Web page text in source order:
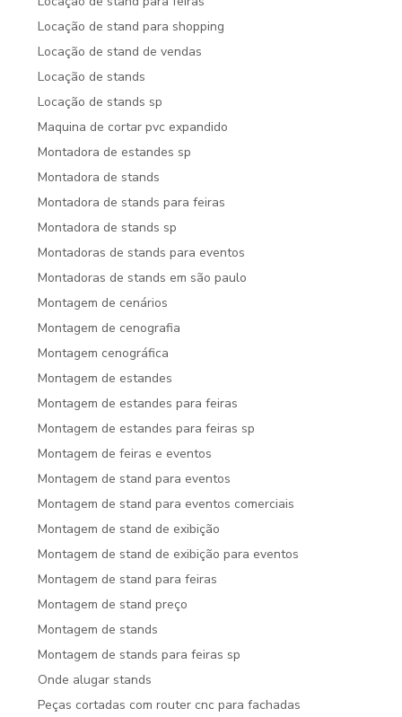
Locação de stand para shopping
Locação de stand de vendas
Locação de stands
Locação de stands sp
Maquina de cortar pvc expandido
Montadora de estandes sp
Montadora de stands
Montadora de stands para feiras
Montadora de stands sp
Montadoras de stands para eventos
Montadoras de stands em são paulo
Montagem de cenários
Montagem de cenografia
Montagem cenográfica
Montagem de estandes
Montagem de estandes para feiras
Montagem de estandes para feiras sp
Montagem de feiras e eventos
Montagem de stand para eventos
Montagem de stand para eventos comerciais
Montagem de stand de exibição
Montagem de stand de exibição para eventos
Montagem de stand para feiras
Montagem de stand preço
Montagem de stands
Montagem de stands para feiras sp
Onde alugar stands
Peças cortadas com router cnc para fachadas